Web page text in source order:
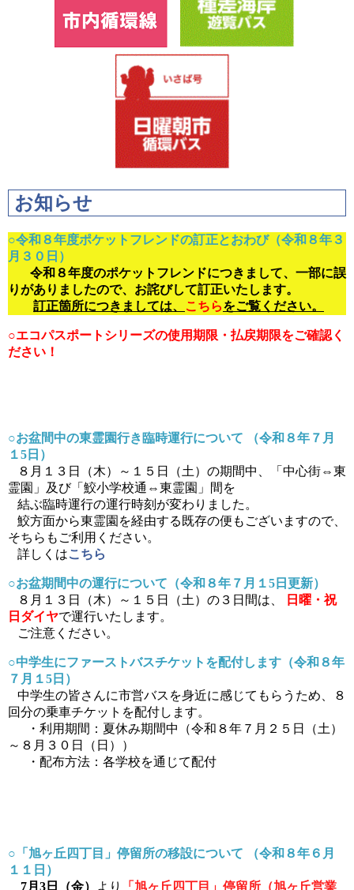
お知らせ
○令和８年度ポケットフレンドの訂正とおわび（令和８年３
月３０日）
令和８年度のポケットフレンドにつきまして、一部に誤
りがありましたので、お詫びして訂正いたします。
訂正箇所につきましては、
こちらをご覧ください。
○エコパスポートシリーズの使用期限・払戻期限をご確認く
ださい！
○お盆間中の東霊園行き臨時運行について （令和８年７月
１5日）
８月１３日（木）～１５日（土）の期間中、「中心街⇔東
霊園」及び「鮫小学校通⇔東霊園」間を
結ぶ臨時運行の運行時刻が変わりました。
鮫方面から東霊園を経由する既存の便もございますので、
そちらもご利用ください。
詳しくはこちら
○お盆期間中の運行について（令和８年７月１5日更新）
８月１３日（木）～１５日（土）の３日間は、
日曜・祝
日ダイヤで運行いたします。
ご注意ください。
○中学生にファーストバスチケットを配付します（令和８年
７月１5日）
中学生の皆さんに市営バスを身近に感じてもらうため、８
回分の乗車チケットを配付します。
・利用期間：夏休み期間中（令和８年７月２５日（土）
～８月３０日（日））
・配布方法：各学校を通じて配付
○「旭ヶ丘四丁目」停留所の移設について （令和８年６月
１１日）
7月3日（金）
より 「旭ヶ丘四丁目」停留所（旭ヶ丘営業